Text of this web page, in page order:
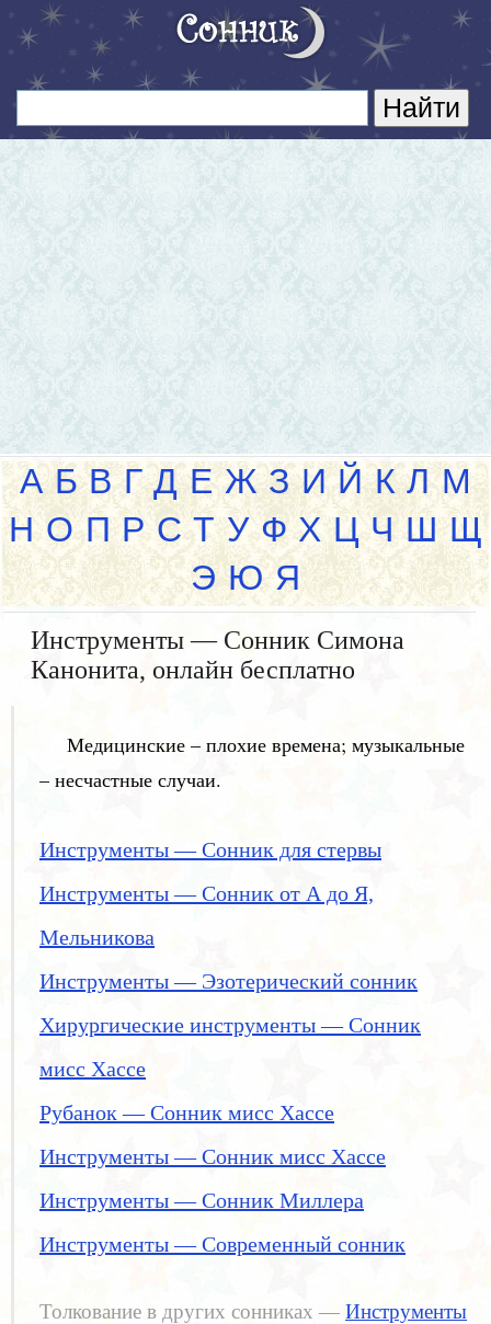
А Б В Г Д Е Ж З И Й К Л М
Н О П Р С Т У Ф Х Ц Ч Ш Щ
Э Ю Я
Инструменты — Сонник Симона
Канонита, онлайн бесплатно
Медицинские – плохие времена; музыкальные
– несчастные случаи.
Инструменты — Сонник для стервы
Инструменты — Сонник от А до Я,
Мельникова
Инструменты — Эзотерический сонник
Хирургические инструменты — Сонник
мисс Хассе
Рубанок — Сонник мисс Хассе
Инструменты — Сонник мисс Хассе
Инструменты — Сонник Миллера
Инструменты — Современный сонник
Толкование в других сонниках — Инструменты